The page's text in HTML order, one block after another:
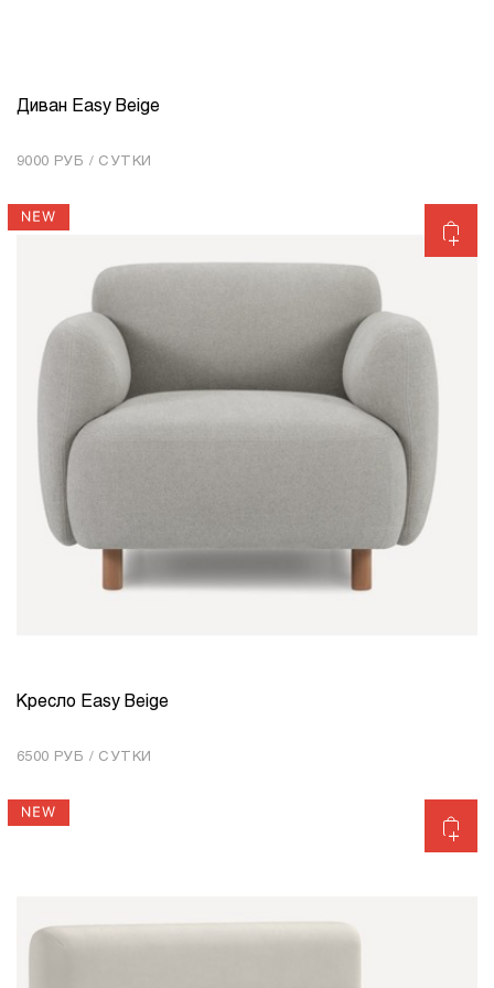
КОЛИЧЕСТВО 1
Диван Easy Beige
9000 РУБ / СУТКИ
КОЛИЧЕСТВО 1
Кресло Easy Beige
6500 РУБ / СУТКИ